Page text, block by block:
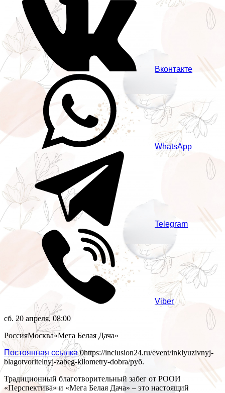
Вконтакте
WhatsApp
Telegram
Viber
сб. 20 апреля, 08:00
РоссияМосква«Мега Белая Дача»
Постоянная ссылка 0https://inclusion24.ru/event/inklyuzivnyj-
blagotvoritelnyj-zabeg-kilometry-dobra/руб.
Традиционный благотворительный забег от РООИ
«Перспектива» и «Мега Белая Дача» – это настоящий